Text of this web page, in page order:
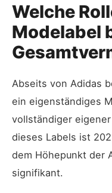
Welche
Modelabel
Abseits von Adidas
ein eigenständiges
vollständiger
dieses Labels ist
dem Höhepunkt der
signifikant.